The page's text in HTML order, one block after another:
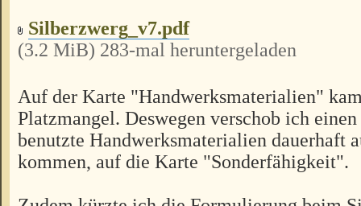
Silberzwerg_v7.pdf
(3.2 MiB) 283-mal heruntergeladen
Auf der Karte "Handwerksmaterialien"
Platzmangel. Deswegen verschob ich einen
benutzte Handwerksmaterialien dauerhaft
kommen, auf die Karte "Sonderfähigkeit".